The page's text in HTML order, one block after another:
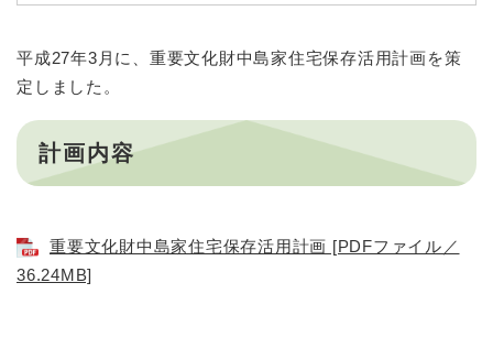
平成27年3月に、重要文化財中島家住宅保存活用計画を策
定しました。
計画内容
重要文化財中島家住宅保存活用計画 [PDFファイル／
36.24MB]